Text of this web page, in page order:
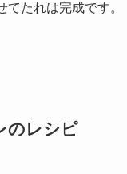
たれは完成です。
のレシピ